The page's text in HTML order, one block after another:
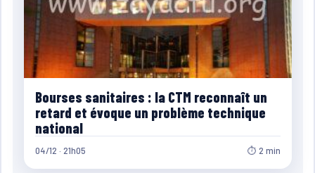
Bourses sanitaires : la CTM reconnaît un
retard et évoque un problème technique
national
04/12 · 21h05 ⏱ 2 min